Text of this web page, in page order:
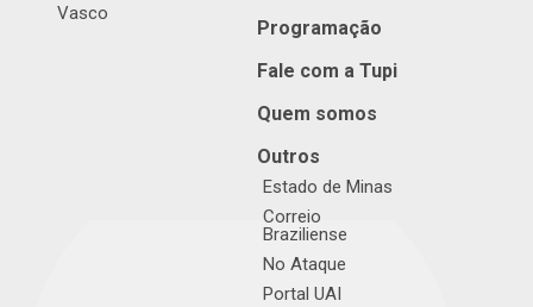
Vasco
Programação
Fale com a Tupi
Quem somos
Outros
Estado de Minas
Correio
Braziliense
No Ataque
Portal UAI